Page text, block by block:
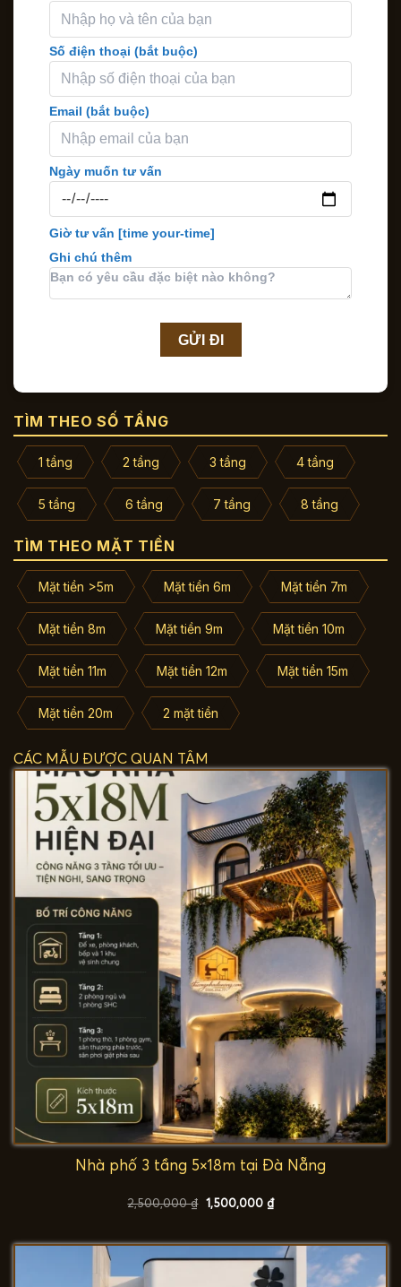
Số điện thoại (bắt buộc)
Email (bắt buộc)
Ngày muốn tư vấn
Giờ tư vấn [time your-time]
Ghi chú thêm
TÌM THEO SỐ TẦNG
1 tầng 2 tầng 3 tầng 4 tầng
5 tầng 6 tầng 7 tầng 8 tầng
TÌM THEO MẶT TIỀN
Mặt tiền >5m Mặt tiền 6m Mặt tiền 7m
Mặt tiền 8m Mặt tiền 9m Mặt tiền 10m
Mặt tiền 11m Mặt tiền 12m Mặt tiền 15m
Mặt tiền 20m 2 mặt tiền
CÁC MẪU ĐƯỢC QUAN TÂM
Nhà phố 3 tầng 5×18m tại Đà Nẵng
2,500,000₫ Giá
gốc
1,500,000 ₫Giá
hiện
1,500,000 ₫.